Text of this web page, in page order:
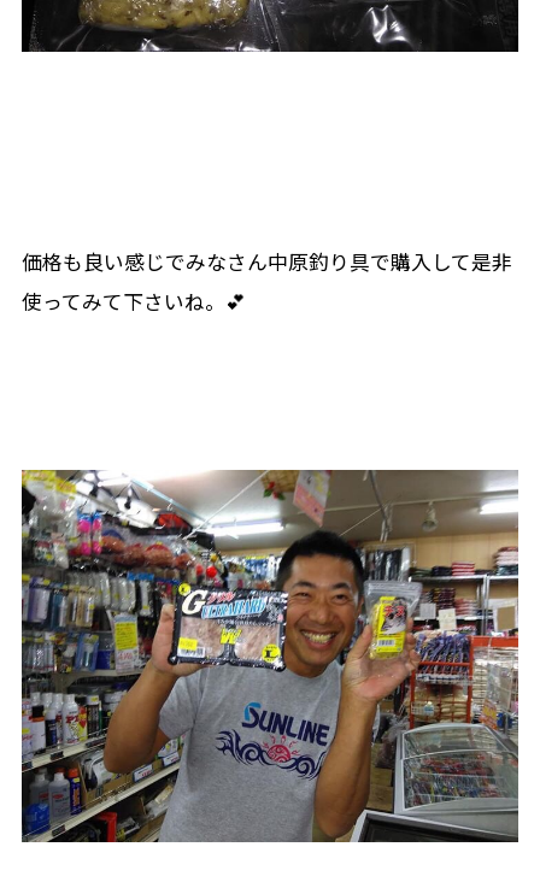
価格も良い感じでみなさん中原釣り具で購入して是非
使ってみて下さいね。💕